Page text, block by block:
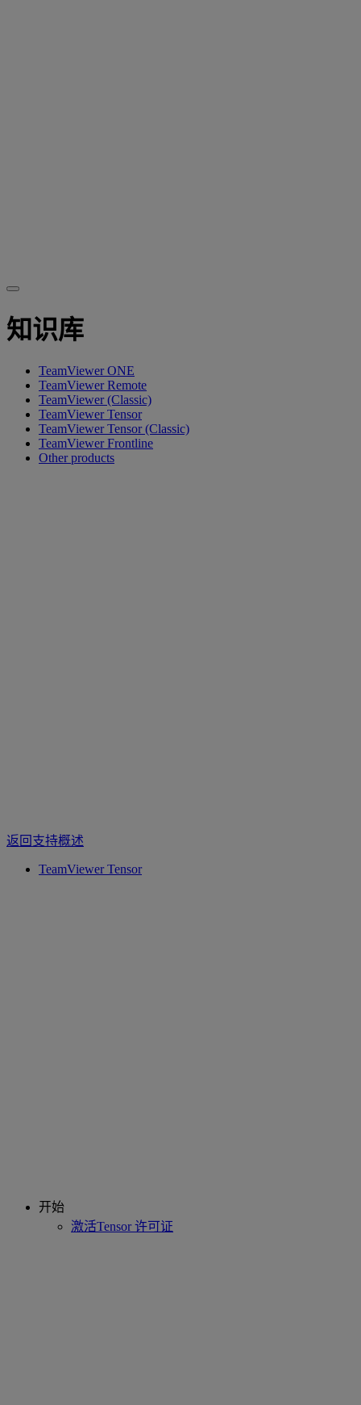
知识库
TeamViewer ONE
TeamViewer Remote
TeamViewer (Classic)
TeamViewer Tensor
TeamViewer Tensor (Classic)
TeamViewer Frontline
Other products
返回支持概述
TeamViewer Tensor
开始
激活Tensor 许可证